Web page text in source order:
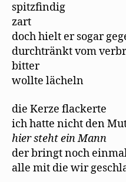
spitzfindig
zart
doch hielt er sogar
durchtränkt vom
bitter
wollte lächeln
die Kerze flackerte
ich hatte nicht den
hier steht ein Mann
der bringt noch
alle mit die wir